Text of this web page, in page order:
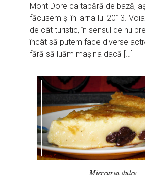
Mont Dore ca tabără de bază,
făcusem și în iarna lui 2013.
de cât turistic, în sensul de nu
încât să putem face diverse
fără să luăm mașina dacă […]
Miercurea dulce